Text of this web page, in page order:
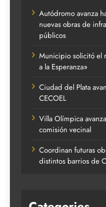
Autódromo avanza
nuevas obras de
públicos
Municipio solicitó el
a la Esperanza»
Ciudad del Plata
CECOEL
Villa Olímpica
comisión vecinal
Coordinan futuras
distintos barrios de